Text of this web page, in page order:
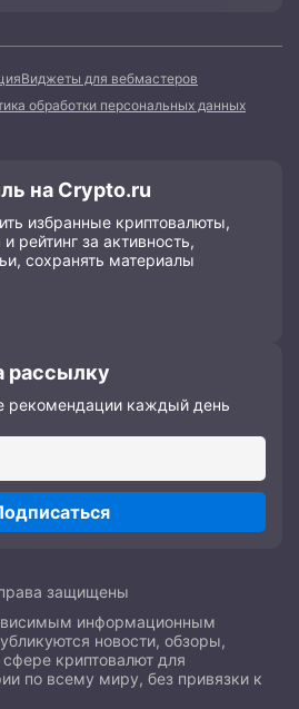
Виджеты для вебмастеров
обработки персональных данных
на Crypto.ru
избранные криптовалюты,
рейтинг за активность,
сохранять материалы
рассылку
рекомендации каждый день
защищены
информационным
новости, обзоры,
криптовалют для
по всему миру, без привязки к